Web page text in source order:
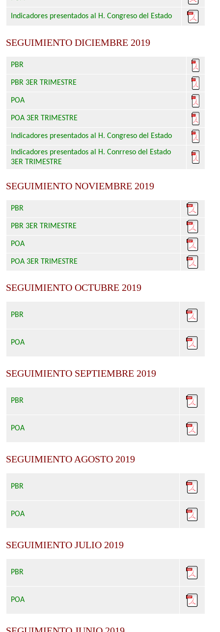
Indicadores presentados al H. Congreso del Estado
SEGUIMIENTO DICIEMBRE 2019
PBR
PBR 3ER TRIMESTRE
POA
POA 3ER TRIMESTRE
Indicadores presentados al H. Congreso del Estado
Indicadores presentados al H. Conrreso del Estado
3ER TRIMESTRE
SEGUIMIENTO NOVIEMBRE 2019
PBR
PBR 3ER TRIMESTRE
POA
POA 3ER TRIMESTRE
SEGUIMIENTO OCTUBRE 2019
PBR
POA
SEGUIMIENTO SEPTIEMBRE 2019
PBR
POA
SEGUIMIENTO AGOSTO 2019
PBR
POA
SEGUIMIENTO JULIO 2019
PBR
POA